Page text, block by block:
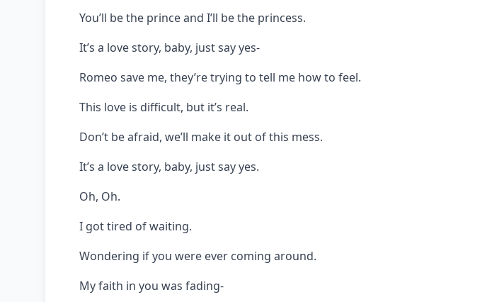
You’ll be the prince and I’ll be the princess.
It’s a love story, baby, just say yes-
Romeo save me, they’re trying to tell me how to feel.
This love is difficult, but it’s real.
Don’t be afraid, we’ll make it out of this mess.
It’s a love story, baby, just say yes.
Oh, Oh.
I got tired of waiting.
Wondering if you were ever coming around.
My faith in you was fading-